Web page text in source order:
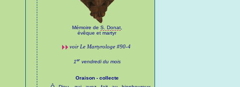
Mémoire de S. Donat,
évêque et martyr
voir Le Martyrologe#90-4
1ervendredi du mois
Oraison - collecte